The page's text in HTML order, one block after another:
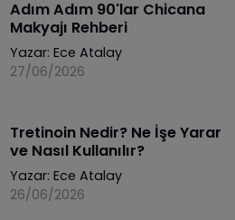
Adım Adım 90'lar Chicana
Makyajı Rehberi
Yazar: Ece Atalay
27/06/2026
Tretinoin Nedir? Ne İşe Yarar
ve Nasıl Kullanılır?
Yazar: Ece Atalay
26/06/2026